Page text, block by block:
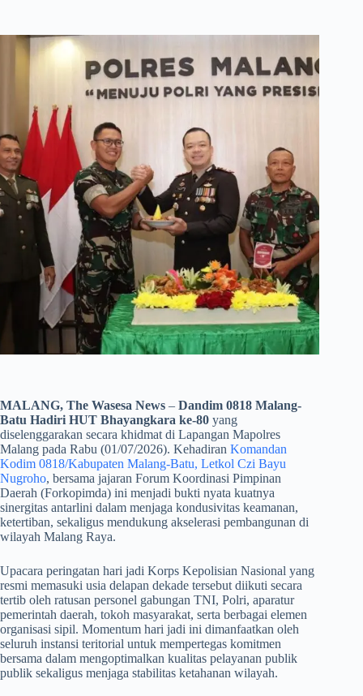
MALANG, The Wasesa News – Dandim 0818 Malang-
Batu Hadiri HUT Bhayangkara ke-80 yang
diselenggarakan secara khidmat di Lapangan Mapolres
Malang pada Rabu (01/07/2026). Kehadiran Komandan
Kodim 0818/Kabupaten Malang-Batu, Letkol Czi Bayu
Nugroho, bersama jajaran Forum Koordinasi Pimpinan
Daerah (Forkopimda) ini menjadi bukti nyata kuatnya
sinergitas antarlini dalam menjaga kondusivitas keamanan,
ketertiban, sekaligus mendukung akselerasi pembangunan di
wilayah Malang Raya.
​Upacara peringatan hari jadi Korps Kepolisian Nasional yang
resmi memasuki usia delapan dekade tersebut diikuti secara
tertib oleh ratusan personel gabungan TNI, Polri, aparatur
pemerintah daerah, tokoh masyarakat, serta berbagai elemen
organisasi sipil. Momentum hari jadi ini dimanfaatkan oleh
seluruh instansi teritorial untuk mempertegas komitmen
bersama dalam mengoptimalkan kualitas pelayanan publik
publik sekaligus menjaga stabilitas ketahanan wilayah.